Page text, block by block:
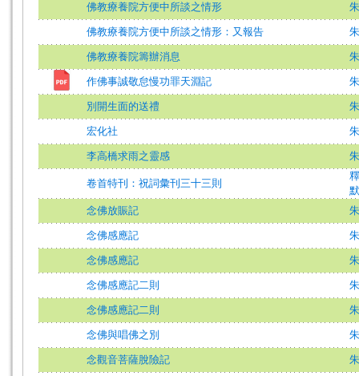
佛教療養院方便中所談之情形
佛教療養院方便中所談之情形：又報告
佛教療養院籌辦消息
作佛事誠敬怠慢功罪天淵記
別開生面的送禮
宏化社
李高橋求雨之靈感
卷首特刊：祝詞彙刊三十三則
念佛放賑記
念佛感應記
念佛感應記
念佛感應記二則
念佛感應記二則
念佛與唱佛之別
念觀音菩薩脫險記